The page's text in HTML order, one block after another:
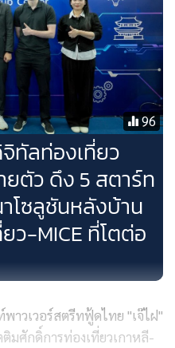
ร์ทอัพบางส่วนก้าวพ้นขั้น
จะยังคงให้น้ำหนักกับตลาด
สนับสนุนการทดสอบโซลูชัน
ผู้ประกอบการใน
รมแสดงสินค้าและ Demo
ตอบโจทย์การทำงานจริง
TravelTech ในอาเซียนกำลัง
งตัวเลือกเสริม แต่เป็นเครื่อง
ธุรกิจเดินต่อได้จริง และ
ปาร์ค กล่าว
96
ทัลท่องเที่ยว
ยตัว ดึง 5 สตาร์ท
ซลูชันหลังบ้าน
ว-MICE ที่โตต่อ
าวเวอร์สตรีทฟู้ดไทย "เจ๊ไฝ"
มศักดิ์การท่องเที่ยวเกาหลี-